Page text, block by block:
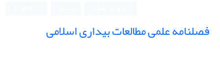
فصلنامه علمی مطالعات بیداری اسلامی